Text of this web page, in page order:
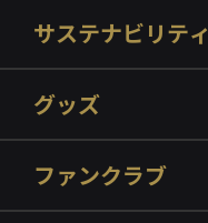
サステナビリティ
グッズ
ファンクラブ